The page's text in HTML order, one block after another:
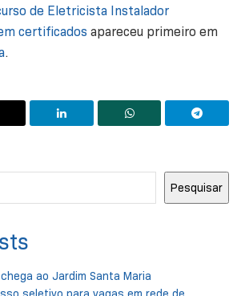
de Eletricista Instalador
certificados apareceu primeiro em
.
Pesquisar
ao Jardim Santa Maria